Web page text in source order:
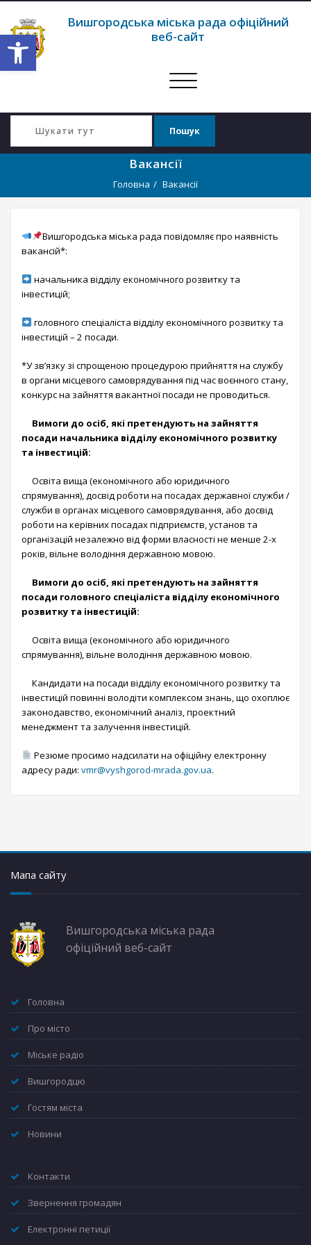
Відкрити Панель інструментів
Вишгородська міська рада офіційний
веб-сайт
Перемкнути
Вакансії
Головна Вакансії
Вишгородська міська рада повідомляє про наявність
вакансій*:
начальника відділу економічного розвитку та
інвестицій;
головного спеціаліста відділу економічного розвитку та
інвестицій – 2 посади.
*У зв’язку зі спрощеною процедурою прийняття на службу
в органи місцевого самоврядування під час воєнного стану,
конкурс на зайняття вакантної посади не проводиться.
Вимоги до осіб, які претендують на зайняття
посади начальника відділу економічного розвитку
та інвестицій:
Освіта вища (економічного або юридичного
спрямування), досвід роботи на посадах державної служби /
служби в органах місцевого самоврядування, або досвід
роботи на керівних посадах підприємств, установ та
організацій незалежно від форми власності не менше 2-х
років, вільне володіння державною мовою.
Вимоги до осіб, які претендують на зайняття
посади головного спеціаліста відділу економічного
розвитку та інвестицій:
Освіта вища (економічного або юридичного
спрямування), вільне володіння державною мовою.
Кандидати на посади відділу економічного розвитку та
інвестицій повинні володіти комплексом знань, що охоплює
законодавство, економічний аналіз, проектний
менеджмент та залучення інвестицій.
Резюме просимо надсилати на офіційну електронну
адресу ради: vmr@vyshgorod-mrada.gov.ua.
Мапа сайту
Вишгородська міська рада
офіційний веб-сайт
Головна
Про місто
Міське радіо
Вишгородцю
Гостям міста
Новини
Контакти
Звернення громадян
Електронні петиції